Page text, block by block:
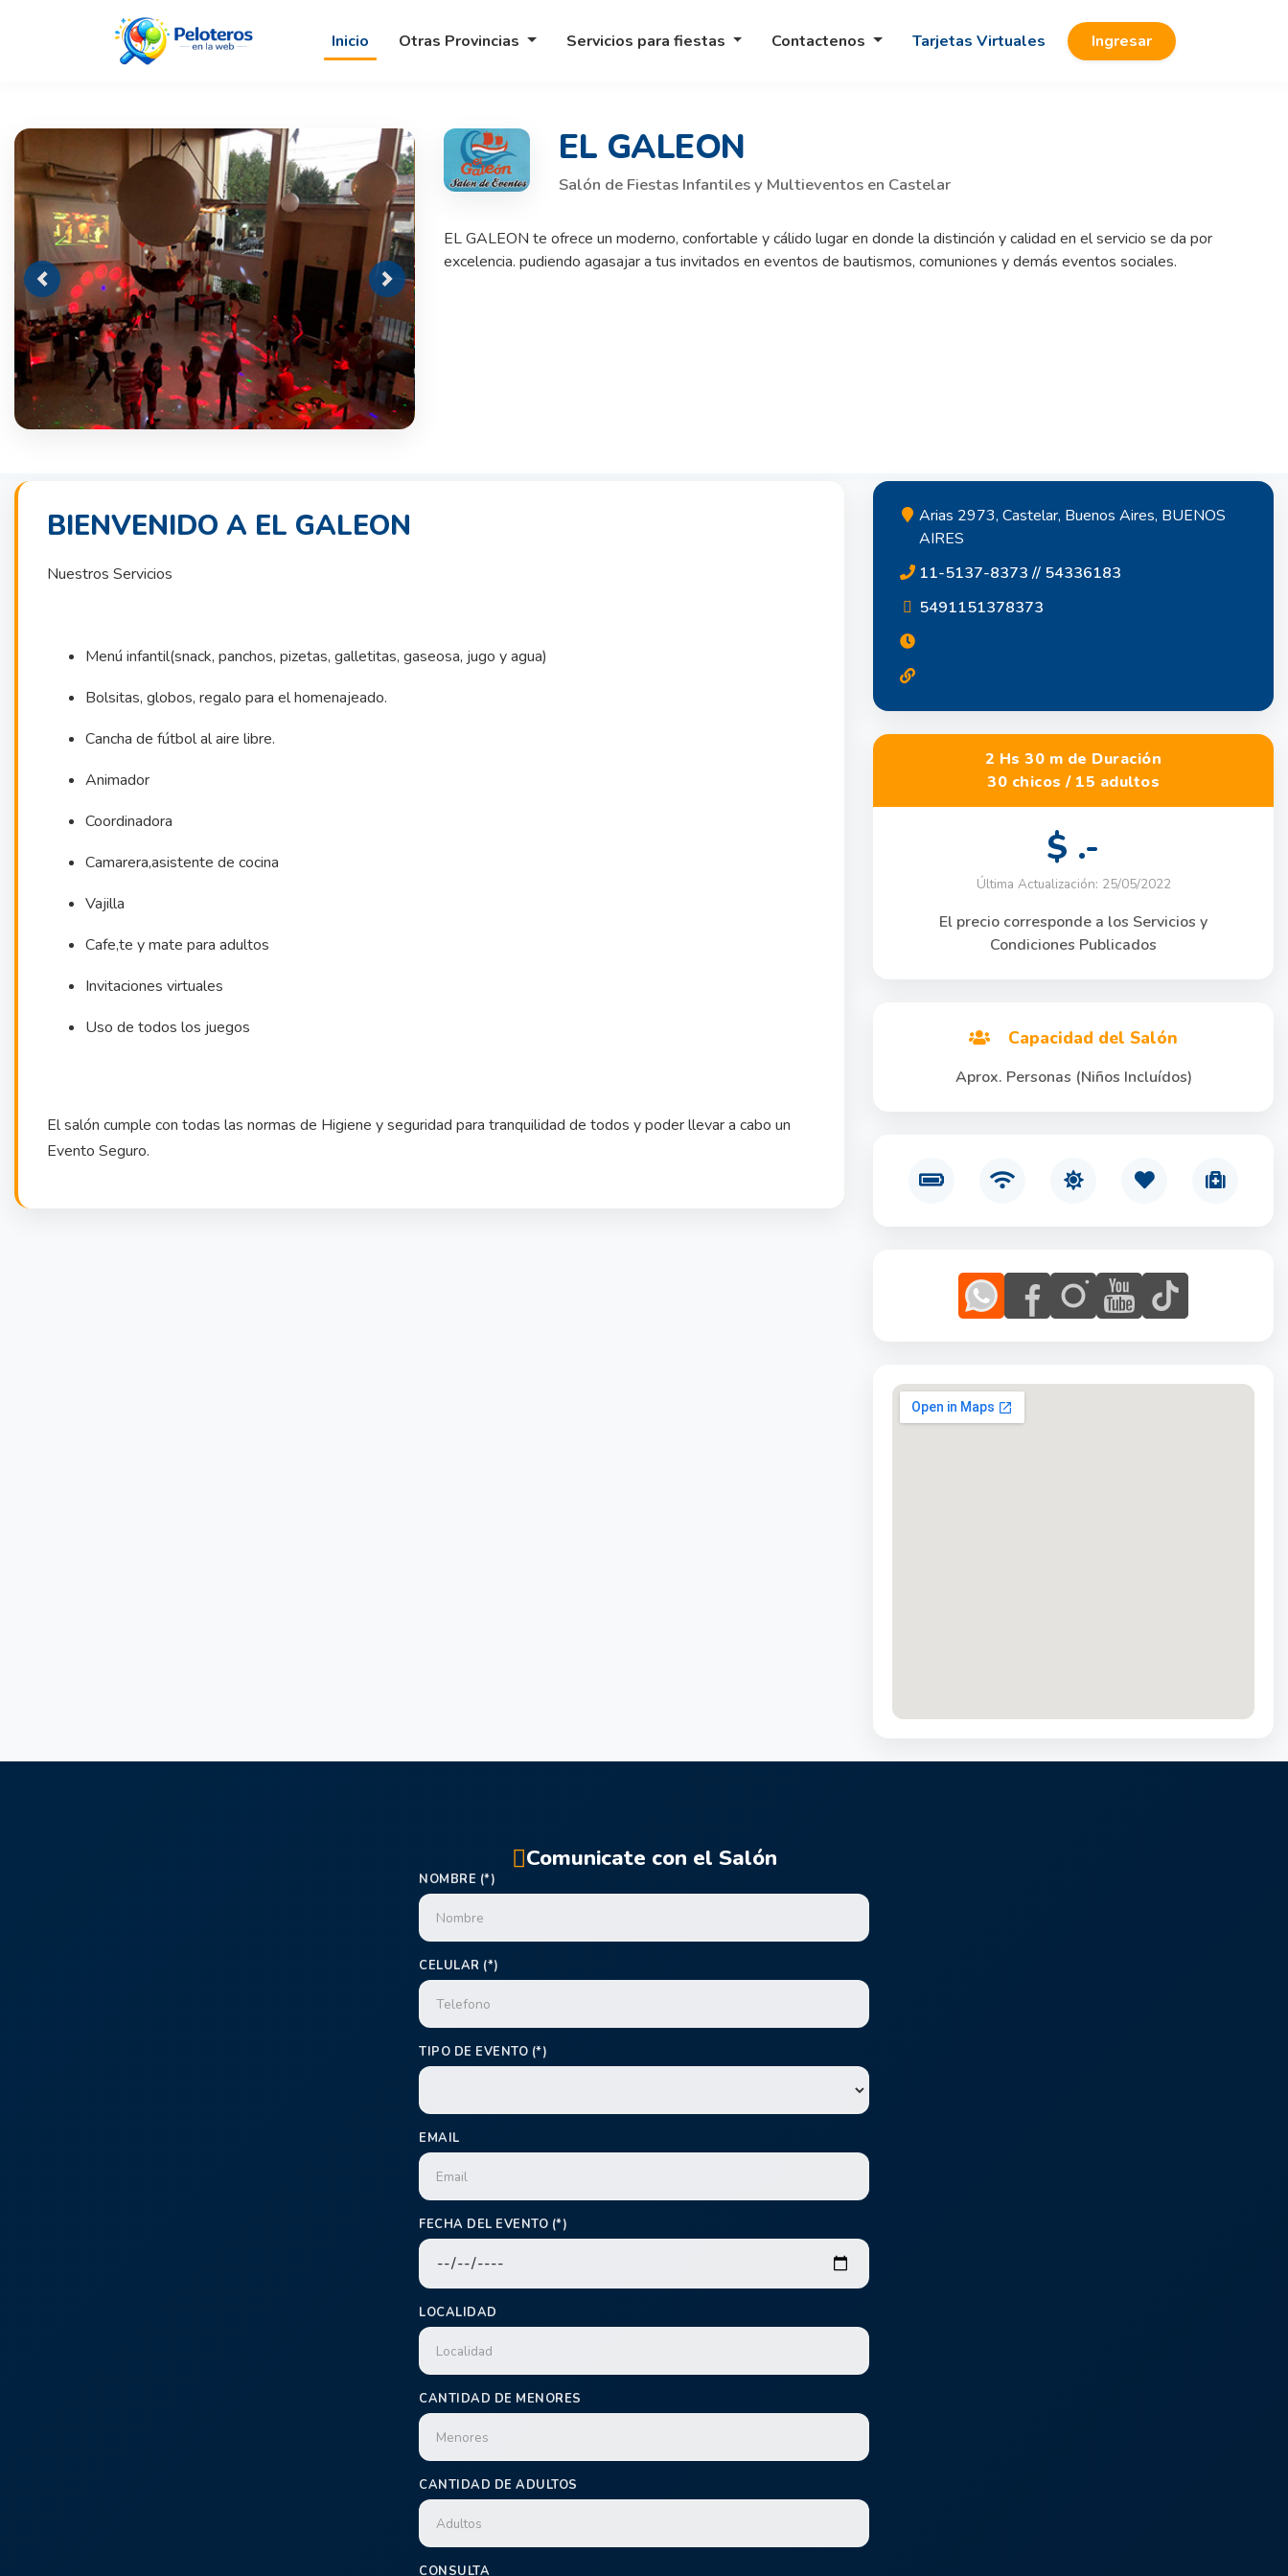
Inicio Otras Provincias Servicios para fiestas Contactenos Tarjetas Virtuales Ingresar
Previous Next
EL GALEON
Salón de Fiestas Infantiles y Multieventos en Castelar
EL GALEON te ofrece un moderno, confortable y cálido lugar en donde la distinción y calidad en el servicio se da por
excelencia. pudiendo agasajar a tus invitados en eventos de bautismos, comuniones y demás eventos sociales.
BIENVENIDO A EL GALEON
Nuestros Servicios
Menú infantil(snack, panchos, pizetas, galletitas, gaseosa, jugo y agua)
Bolsitas, globos, regalo para el homenajeado.
Cancha de fútbol al aire libre.
Animador
Coordinadora
Camarera,asistente de cocina
Vajilla
Cafe,te y mate para adultos
Invitaciones virtuales
Uso de todos los juegos
El salón cumple con todas las normas de Higiene y seguridad para tranquilidad de todos y poder llevar a cabo un
Evento Seguro.
Arias 2973, Castelar, Buenos Aires, BUENOS
AIRES
11-5137-8373 // 54336183
5491151378373
2 Hs 30 m de Duración
30 chicos / 15 adultos
$ .-
Última Actualización: 25/05/2022
El precio corresponde a los Servicios y
Condiciones Publicados
Capacidad del Salón
Aprox. Personas (Niños Incluídos)
Comunicate con el Salón
NOMBRE (*)
CELULAR (*)
TIPO DE EVENTO (*)
EMAIL
FECHA DEL EVENTO (*)
LOCALIDAD
CANTIDAD DE MENORES
CANTIDAD DE ADULTOS
CONSULTA